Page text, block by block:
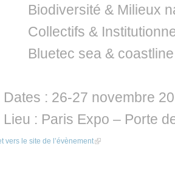
Biodiversité & Milieux
Collectifs &
Bluetec sea & coastline
Dates : 26-27 novembre
Lieu : Paris Expo – Porte
vers le site de l’évènement(link is external)